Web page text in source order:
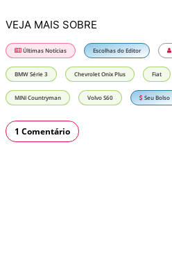
VEJA MAIS SOBRE
Últimas Notícias Escolhas do Editor
BMW Série 3 Chevrolet Onix Plus Fiat
MINI Countryman Volvo S60 Seu Bolso
1 Comentário